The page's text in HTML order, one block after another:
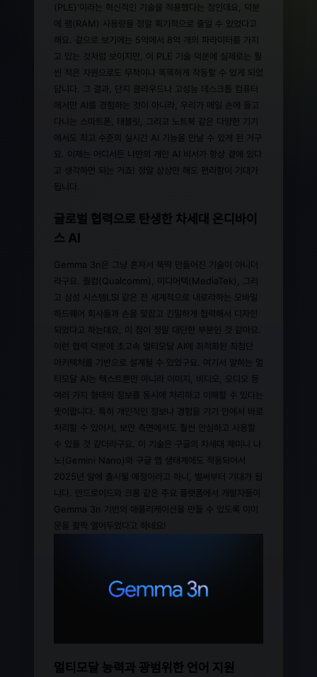
(PLE)'이라는 혁신적인 기술을 적용했다는 점인데요, 덕분
에 램(RAM) 사용량을 정말 획기적으로 줄일 수 있었다고
해요. 겉으로 보기에는 5억에서 8억 개의 파라미터를 가지
고 있는 것처럼 보이지만, 이 PLE 기술 덕분에 실제로는 훨
씬 적은 자원으로도 무척이나 똑똑하게 작동할 수 있게 되었
답니다. 그 결과, 단지 클라우드나 고성능 데스크톱 컴퓨터
에서만 AI를 경험하는 것이 아니라, 우리가 매일 손에 들고
다니는 스마트폰, 태블릿, 그리고 노트북 같은 다양한 기기
에서도 최고 수준의 실시간 AI 기능을 만날 수 있게 된 거구
요. 이제는 어디서든 나만의 개인 AI 비서가 항상 곁에 있다
고 생각하면 되는 거죠! 정말 상상만 해도 편리함이 기대가
됩니다.
글로벌 협력으로 탄생한 차세대 온디바이
스 AI
Gemma 3n은 그냥 혼자서 뚝딱 만들어진 기술이 아니더
라구요. 퀄컴(Qualcomm), 미디어텍(MediaTek), 그리
고 삼성 시스템LSI 같은 전 세계적으로 내로라하는 모바일
하드웨어 회사들과 손을 맞잡고 긴밀하게 협력해서 디자인
되었다고 하는데요, 이 점이 정말 대단한 부분인 것 같아요.
이런 협력 덕분에 초고속 멀티모달 AI에 최적화된 최첨단
아키텍처를 기반으로 설계될 수 있었구요. 여기서 말하는 멀
티모달 AI는 텍스트뿐만 아니라 이미지, 비디오, 오디오 등
여러 가지 형태의 정보를 동시에 처리하고 이해할 수 있다는
뜻이랍니다. 특히 개인적인 정보나 경험을 기기 안에서 바로
처리할 수 있어서, 보안 측면에서도 훨씬 안심하고 사용할
수 있을 것 같더라구요. 이 기술은 구글의 차세대 제미니 나
노(Gemini Nano)와 구글 앱 생태계에도 적용되어서
2025년 말에 출시될 예정이라고 하니, 벌써부터 기대가 됩
니다. 안드로이드와 크롬 같은 주요 플랫폼에서 개발자들이
Gemma 3n 기반의 애플리케이션을 만들 수 있도록 이미
문을 활짝 열어두었다고 하네요!
멀티모달 능력과 광범위한 언어 지원